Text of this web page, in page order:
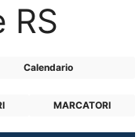
RS
Calendario
MARCATORI